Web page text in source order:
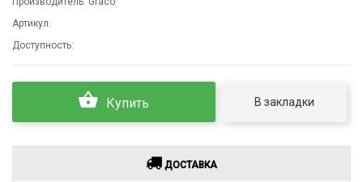
Артикул:
Доступность:
Купить В закладки
ДОСТАВКА